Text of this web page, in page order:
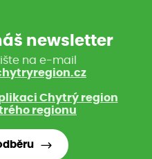
newsletter
na e-mail
Chytrý region
regionu